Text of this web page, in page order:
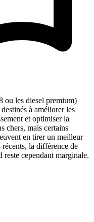
ou les diesel premium)
à améliorer les
et optimiser la
chers, mais certains
en tirer un meilleur
la différence de
reste cependant marginale.